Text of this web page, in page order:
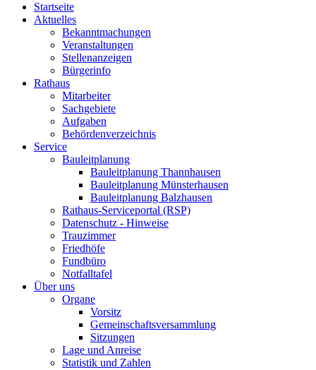
Startseite
Aktuelles
Bekanntmachungen
Veranstaltungen
Stellenanzeigen
Bürgerinfo
Rathaus
Mitarbeiter
Sachgebiete
Aufgaben
Behördenverzeichnis
Service
Bauleitplanung
Bauleitplanung Thannhausen
Bauleitplanung Münsterhausen
Bauleitplanung Balzhausen
Rathaus-Serviceportal (RSP)
Datenschutz - Hinweise
Trauzimmer
Friedhöfe
Fundbüro
Notfalltafel
Über uns
Organe
Vorsitz
Gemeinschaftsversammlung
Sitzungen
Lage und Anreise
Statistik und Zahlen